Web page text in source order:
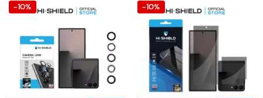
590 ฿.530 ฿.
product
multiple
variants.
The
options
may
490 ฿.440 ฿.
product
has
multiple
variants.
The
options
may
-10% -10%